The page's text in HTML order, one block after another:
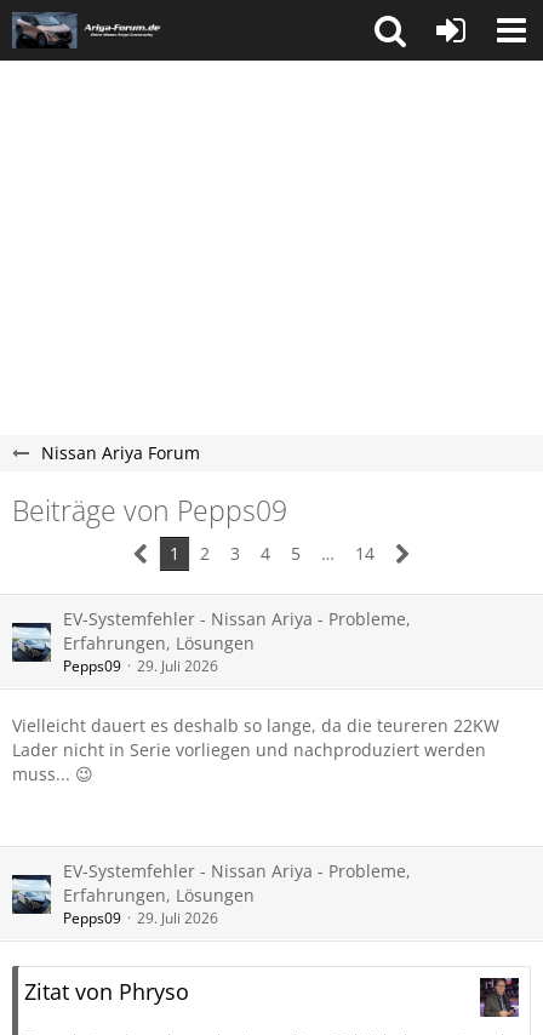
Nissan Ariya Forum
Beiträge von Pepps09
1 2 3 4 5 … 14
EV-Systemfehler - Nissan Ariya - Probleme,
Erfahrungen, Lösungen
Pepps09 29. Juli 2026
Vielleicht dauert es deshalb so lange, da die teureren 22KW
Lader nicht in Serie vorliegen und nachproduziert werden
muss... 😉
EV-Systemfehler - Nissan Ariya - Probleme,
Erfahrungen, Lösungen
Pepps09 29. Juli 2026
Zitat von Phryso